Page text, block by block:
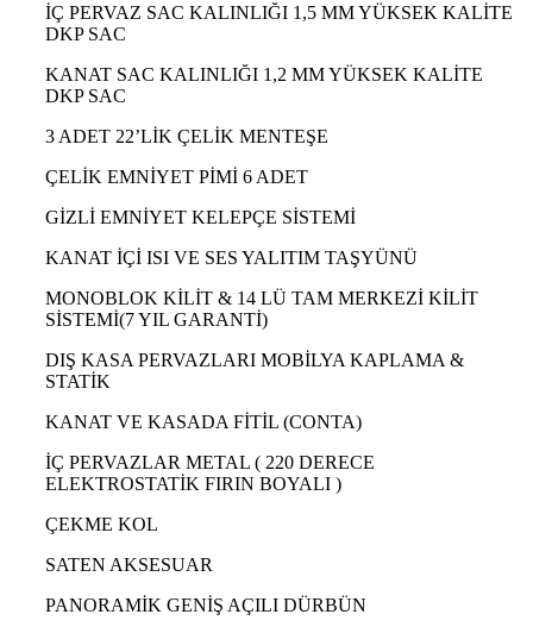
İÇ PERVAZ SAC KALINLIĞI 1,5 MM YÜKSEK KALİTE
DKP SAC
KANAT SAC KALINLIĞI 1,2 MM YÜKSEK KALİTE
DKP SAC
3 ADET 22’LİK ÇELİK MENTEŞE
ÇELİK EMNİYET PİMİ 6 ADET
GİZLİ EMNİYET KELEPÇE SİSTEMİ
KANAT İÇİ ISI VE SES YALITIM TAŞYÜNÜ
MONOBLOK KİLİT & 14 LÜ TAM MERKEZİ KİLİT
SİSTEMİ(7 YIL GARANTİ)
DIŞ KASA PERVAZLARI MOBİLYA KAPLAMA &
STATİK
KANAT VE KASADA FİTİL (CONTA)
İÇ PERVAZLAR METAL ( 220 DERECE
ELEKTROSTATİK FIRIN BOYALI )
ÇEKME KOL
SATEN AKSESUAR
PANORAMİK GENİŞ AÇILI DÜRBÜN